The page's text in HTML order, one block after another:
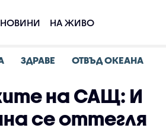
НОВИНИ НА ЖИВО
ЗДРАВЕ ОТВЪД ОКЕАНА
на САЩ: И
се оттегля